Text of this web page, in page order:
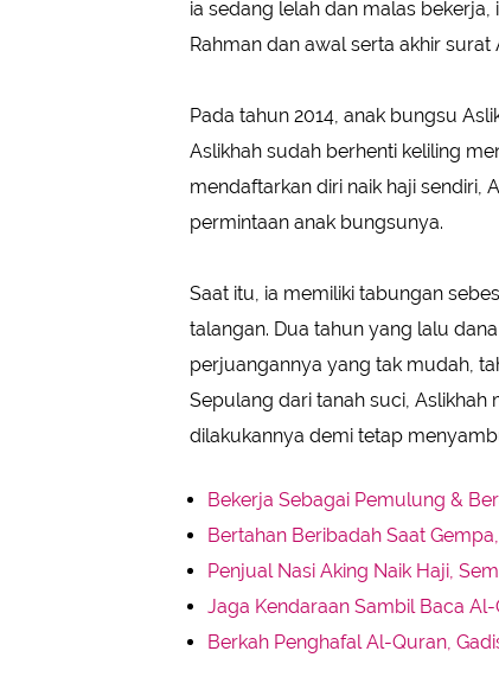
ia sedang lelah dan malas
Rahman dan awal serta akhir surat
Pada tahun 2014, anak bungsu
Aslikhah sudah berhenti keliling
mendaftarkan diri naik haji sendiri,
permintaan anak bungsunya.
Saat itu, ia memiliki tabungan
talangan. Dua tahun yang lalu
perjuangannya yang tak mudah,
Sepulang dari tanah suci, Aslikhah
dilakukannya demi tetap
Bekerja Sebagai Pemulung &
Bertahan Beribadah Saat
Penjual Nasi Aking Naik Haji,
Jaga Kendaraan Sambil Baca
Berkah Penghafal Al-Quran,